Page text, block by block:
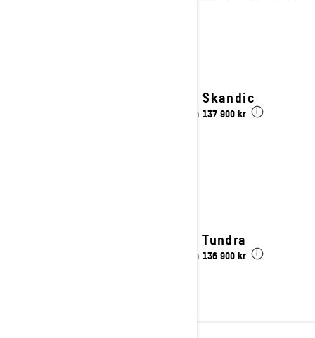
2027 Skandic
Pris från 137 900 kr i
2027 Tundra
Pris från 136 900 kr i